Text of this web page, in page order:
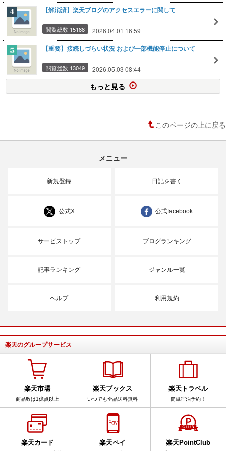
【解消済】楽天ブログのアクセスエラーに関して
閲覧総数 15188 2026.04.01 16:59
【重要】接続しづらい状況 および一部機能停止について
閲覧総数 13049 2026.05.03 08:44
もっと見る
このページの上に戻る
メニュー
新規登録 日記を書く
公式X 公式facebook
サービストップ ブログランキング
記事ランキング ジャンル一覧
ヘルプ 利用規約
楽天のグループサービス
楽天市場
商品数は1億点以上
楽天ブックス
いつでも全品送料無料
楽天トラベル
簡単宿泊予約！
楽天カード 楽天ペイ 楽天PointClub